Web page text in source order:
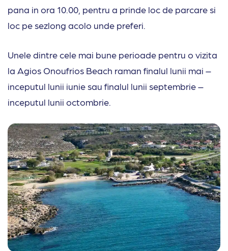
pana in ora 10.00, pentru a prinde loc de parcare si
loc pe sezlong acolo unde preferi.
Unele dintre cele mai bune perioade pentru o vizita
la Agios Onoufrios Beach raman finalul lunii mai –
inceputul lunii iunie sau finalul lunii septembrie –
inceputul lunii octombrie.